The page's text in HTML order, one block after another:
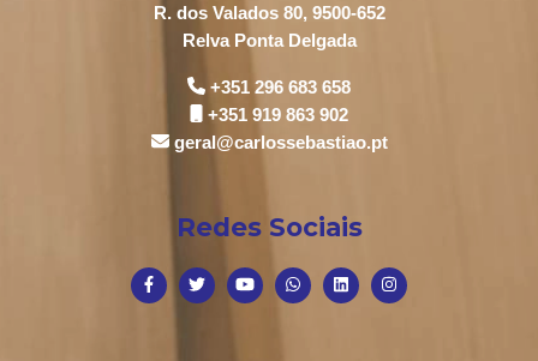
R. dos Valados 80, 9500-652
Relva Ponta Delgada
+351 296 683 658
+351 919 863 902
geral@carlossebastiao.pt
Redes Sociais